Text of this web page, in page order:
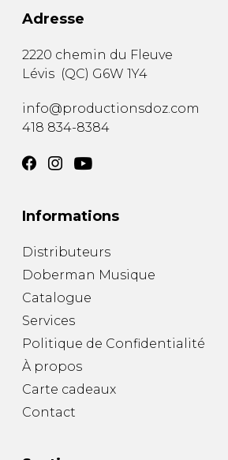
Adresse
2220 chemin du Fleuve
Lévis (QC) G6W 1Y4
info@productionsdoz.com
418 834-8384
Informations
Distributeurs
Doberman Musique
Catalogue
Services
Politique de Confidentialité
À propos
Carte cadeaux
Contact